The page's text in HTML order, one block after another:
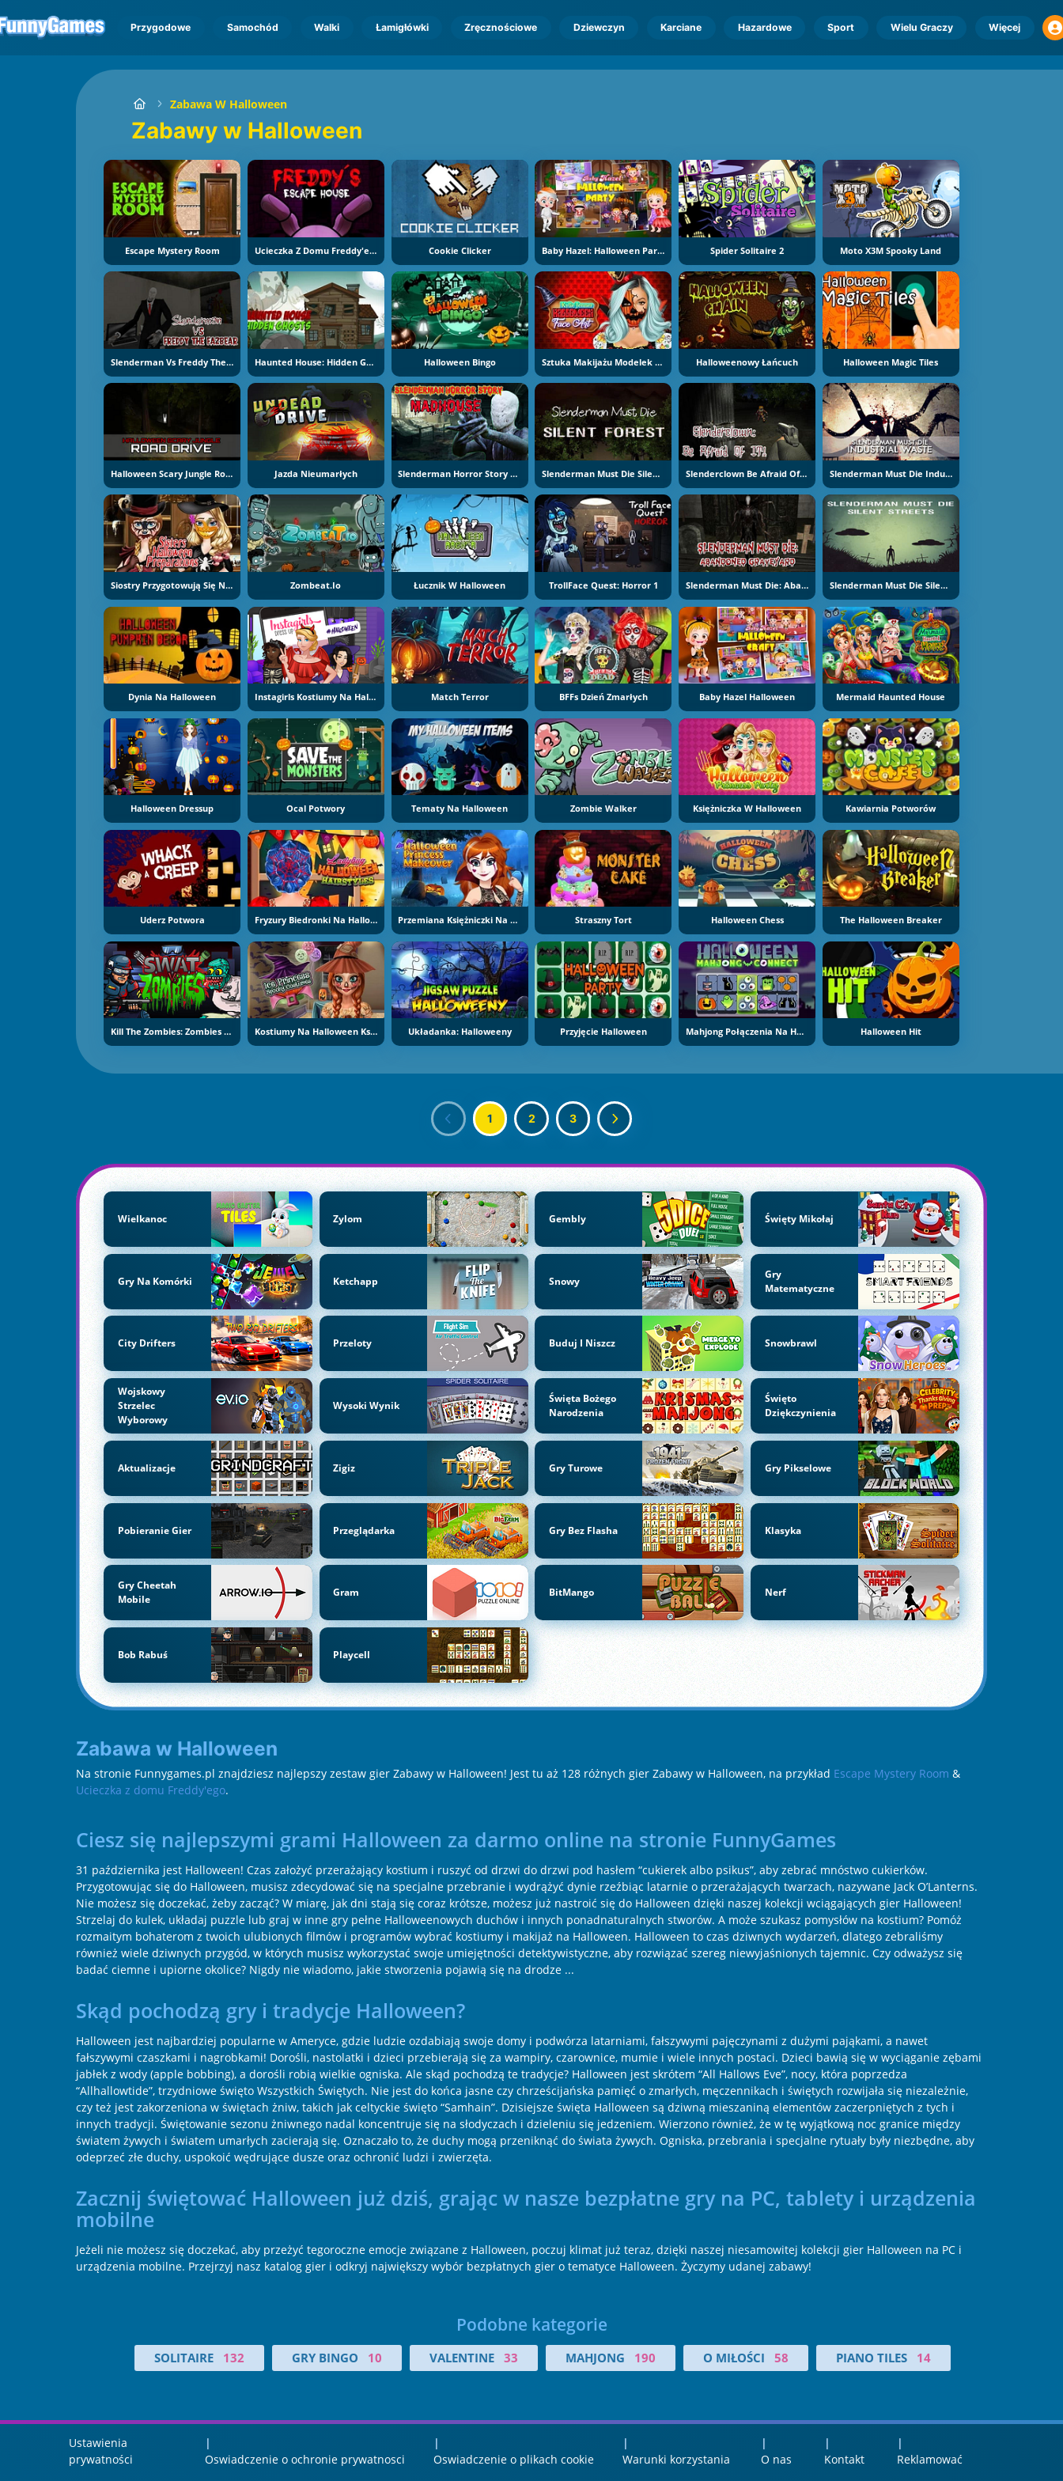
Przygodowe Samochód Walki Łamigłówki Zręcznościowe Dziewczyn Karciane Hazardowe Sport Wielu Graczy Więcej
Zabawa W Halloween
Zabawy w Halloween
Escape Mystery Room Ucieczka Z Domu Freddy'ego Cookie Clicker Baby Hazel: Halloween Party Spider Solitaire 2 Moto X3M Spooky Land
Slenderman Vs Freddy The Fazbear Haunted House: Hidden Ghosts Halloween Bingo Sztuka Makijażu Modelek Na Halloween Halloweenowy Łańcuch Halloween Magic Tiles
Halloween Scary Jungle Road Drive Jazda Nieumarłych Slenderman Horror Story Madhouse Slenderman Must Die Silent Forest Slenderclown Be Afraid Of It Slenderman Must Die Industrial Waste
Siostry Przygotowują Się Na Halloween Zombeat.io Łucznik W Halloween TrollFace Quest: Horror 1 Slenderman Must Die: Abandoned Graveyard Slenderman Must Die Silent Streets
Dynia Na Halloween Instagirls Kostiumy Na Halloween Match Terror BFFs Dzień Zmarłych Baby Hazel Halloween Mermaid Haunted House
Halloween Dressup Ocal Potwory Tematy Na Halloween Zombie Walker Księżniczka W Halloween Kawiarnia Potworów
Uderz Potwora Fryzury Biedronki Na Halloween Przemiana Księżniczki Na Halloween Straszny Tort Halloween Chess The Halloween Breaker
Kill The Zombies: Zombies Vs SWAT Kostiumy Na Halloween Księżniczki Z Krainy Lodu Układanka: Halloweeny Przyjęcie Halloween Mahjong Połączenia Na Halloween Halloween Hit
1 2 3
Wielkanoc Zylom Gembly Święty Mikołaj
Gry Na Komórki Ketchapp Snowy
Gry
Matematyczne
City Drifters Przeloty Buduj I Niszcz Snowbrawl
Wojskowy
Strzelec
Wyborowy
Wysoki Wynik
Święta Bożego
Narodzenia
Święto
Dziękczynienia
Aktualizacje Zigiz Gry Turowe Gry Pikselowe
Pobieranie Gier Przeglądarka Gry Bez Flasha Klasyka
Gry Cheetah
Mobile
Gram BitMango Nerf
Bob Rabuś Playcell
Zabawa w Halloween
Na stronie Funnygames.pl znajdziesz najlepszy zestaw gier Zabawy w Halloween! Jest tu aż 128 różnych gier Zabawy w Halloween, na przykład Escape Mystery Room &
Ucieczka z domu Freddy'ego.
Ciesz się najlepszymi grami Halloween za darmo online na stronie FunnyGames
31 października jest Halloween! Czas założyć przerażający kostium i ruszyć od drzwi do drzwi pod hasłem “cukierek albo psikus”, aby zebrać mnóstwo cukierków.
Przygotowując się do Halloween, musisz zdecydować się na specjalne przebranie i wydrążyć dynie rzeźbiąc latarnie o przerażających twarzach, nazywane Jack O’Lanterns.
Nie możesz się doczekać, żeby zacząć? W miarę, jak dni stają się coraz krótsze, możesz już nastroić się do Halloween dzięki naszej kolekcji wciągających gier Halloween!
Strzelaj do kulek, układaj puzzle lub graj w inne gry pełne Halloweenowych duchów i innych ponadnaturalnych stworów. A może szukasz pomysłów na kostium? Pomóż
rozmaitym bohaterom z twoich ulubionych filmów i programów wybrać kostiumy i makijaż na Halloween. Halloween to czas dziwnych wydarzeń, dlatego zebraliśmy
również wiele dziwnych przygód, w których musisz wykorzystać swoje umiejętności detektywistyczne, aby rozwiązać szereg niewyjaśnionych tajemnic. Czy odważysz się
badać ciemne i upiorne okolice? Nigdy nie wiadomo, jakie stworzenia pojawią się na drodze ...
Skąd pochodzą gry i tradycje Halloween?
Halloween jest najbardziej popularne w Ameryce, gdzie ludzie ozdabiają swoje domy i podwórza latarniami, fałszywymi pajęczynami z dużymi pająkami, a nawet
fałszywymi czaszkami i nagrobkami! Dorośli, nastolatki i dzieci przebierają się za wampiry, czarownice, mumie i wiele innych postaci. Dzieci bawią się w wyciąganie zębami
jabłek z wody (apple bobbing), a dorośli robią wielkie ogniska. Ale skąd pochodzą te tradycje? Halloween jest skrótem “All Hallows Eve”, nocy, która poprzedza
“Allhallowtide”, trzydniowe święto Wszystkich Świętych. Nie jest do końca jasne czy chrześcijańska pamięć o zmarłych, męczennikach i świętych rozwijała się niezależnie,
czy też jest zakorzeniona w świętach żniw, takich jak celtyckie święto “Samhain”. Dzisiejsze święta Halloween są dziwną mieszaniną elementów zaczerpniętych z tych i
innych tradycji. Świętowanie sezonu żniwnego nadal koncentruje się na słodyczach i dzieleniu się jedzeniem. Wierzono również, że w tę wyjątkową noc granice między
światem żywych i światem umarłych zacierają się. Oznaczało to, że duchy mogą przeniknąć do świata żywych. Ogniska, przebrania i specjalne rytuały były niezbędne, aby
odeprzeć złe duchy, uspokoić wędrujące dusze oraz ochronić ludzi i zwierzęta.
Zacznij świętować Halloween już dziś, grając w nasze bezpłatne gry na PC, tablety i urządzenia
mobilne
Jeżeli nie możesz się doczekać, aby przeżyć tegoroczne emocje związane z Halloween, poczuj klimat już teraz, dzięki naszej niesamowitej kolekcji gier Halloween na PC i
urządzenia mobilne. Przejrzyj nasz katalog gier i odkryj największy wybór bezpłatnych gier o tematyce Halloween. Życzymy udanej zabawy!
Podobne kategorie
SOLITAIRE 132 GRY BINGO 10 VALENTINE 33 MAHJONG 190 O MIŁOŚCI 58 PIANO TILES 14
Ustawienia
prywatności
Oswiadczenie o ochronie prywatnosci Oswiadczenie o plikach cookie Warunki korzystania O nas Kontakt Reklamować